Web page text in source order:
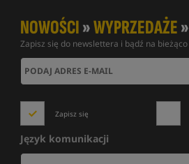
NOWOŚCI»WYPRZEDAŻE»
Zapisz się do newslettera i bądź na bieżąco
Zapisz się
Język komunikacji